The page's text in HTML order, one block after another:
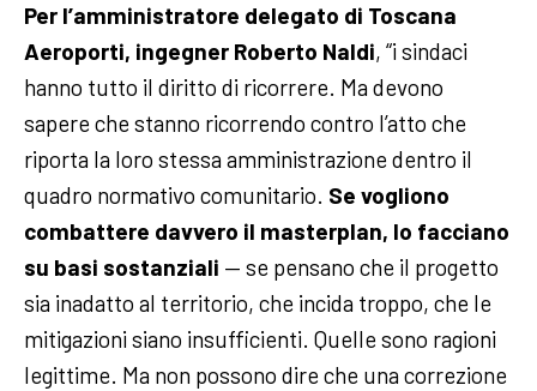
Per l’amministratore delegato di Toscana
Aeroporti, ingegner Roberto Naldi, “i sindaci
hanno tutto il diritto di ricorrere. Ma devono
sapere che stanno ricorrendo contro l’atto che
riporta la loro stessa amministrazione dentro il
quadro normativo comunitario. Se vogliono
combattere davvero il masterplan, lo facciano
su basi sostanziali — se pensano che il progetto
sia inadatto al territorio, che incida troppo, che le
mitigazioni siano insufficienti. Quelle sono ragioni
legittime. Ma non possono dire che una correzione